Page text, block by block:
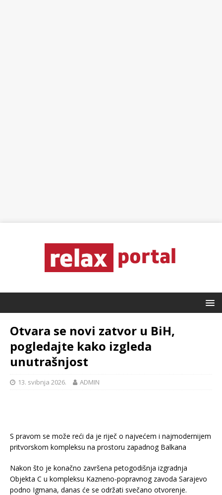
Otvara se novi zatvor u BiH,
pogledajte kako izgleda
unutrašnjost
13. svibnja 2026. ADMIN
S pravom se može reći da je riječ o najvećem i najmodernijem
pritvorskom kompleksu na prostoru zapadnog Balkana
Nakon što je konačno završena petogodišnja izgradnja
Objekta C u kompleksu Kazneno-popravnog zavoda Sarajevo
podno Igmana, danas će se održati svečano otvorenje.